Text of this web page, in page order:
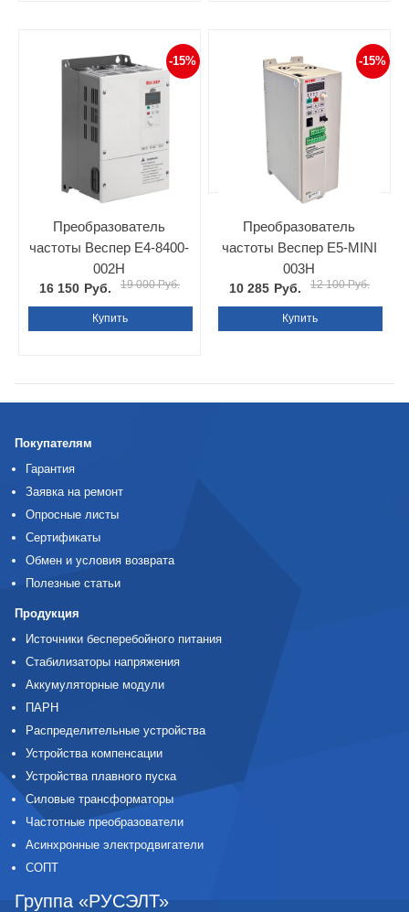
-15%
Преобразователь
частоты Веспер E4-8400-
002Н
16 150 Руб. 19 000 Руб.
Купить
-15%
Преобразователь
частоты Веспер Е5-MINI
003Н
10 285 Руб. 12 100 Руб.
Купить
Покупателям
Гарантия
Заявка на ремонт
Опросные листы
Сертификаты
Обмен и условия возврата
Полезные статьи
Продукция
Источники бесперебойного питания
Стабилизаторы напряжения
Аккумуляторные модули
ПАРН
Распределительные устройства
Устройства компенсации
Устройства плавного пуска
Силовые трансформаторы
Частотные преобразователи
Асинхронные электродвигатели
СОПТ
Группа «РУСЭЛТ»